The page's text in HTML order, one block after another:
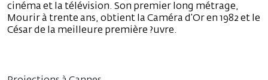
cinéma et la télévision. Son premier long métrage,
Mourir à trente ans, obtient la Caméra d’Or en 1982 et le
César de la meilleure première ?uvre.